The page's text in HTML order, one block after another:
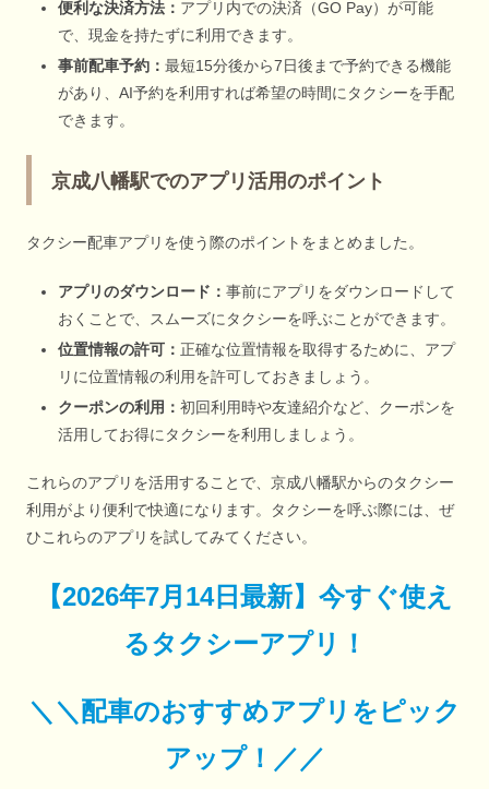
便利な決済方法： アプリ内での決済（GO Pay）が可能
で、現金を持たずに利用できます。
事前配車予約： 最短15分後から7日後まで予約できる機能
があり、AI予約を利用すれば希望の時間にタクシーを手配
できます。
京成八幡駅でのアプリ活用のポイント
タクシー配車アプリを使う際のポイントをまとめました。
アプリのダウンロード： 事前にアプリをダウンロードして
おくことで、スムーズにタクシーを呼ぶことができます。
位置情報の許可： 正確な位置情報を取得するために、アプ
リに位置情報の利用を許可しておきましょう。
クーポンの利用： 初回利用時や友達紹介など、クーポンを
活用してお得にタクシーを利用しましょう。
これらのアプリを活用することで、京成八幡駅からのタクシー
利用がより便利で快適になります。タクシーを呼ぶ際には、ぜ
ひこれらのアプリを試してみてください。
【2026年7月14日最新】 今すぐ使え
るタクシーアプリ！
＼＼配車のおすすめアプリをピック
アップ！／／